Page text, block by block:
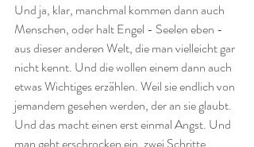
Und ja, klar, manchmal kommen dann auch
Menschen, oder halt Engel - Seelen eben -
aus dieser anderen Welt, die man vielleicht gar
nicht kennt. Und die wollen einem dann auch
etwas Wichtiges erzählen. Weil sie endlich von
jemandem gesehen werden, der an sie glaubt.
Und das macht einen erst einmal Angst. Und